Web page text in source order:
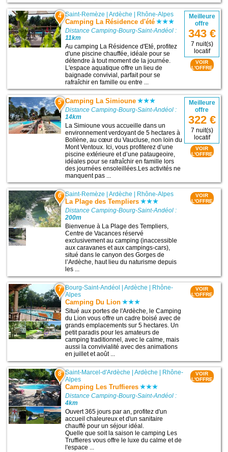
4 Saint-Remèze |Ardèche | Rhône-Alpes
Camping La Résidence d'été
Distance Camping-Bourg-Saint-Andéol :
11km
Au camping La Résidence d'Eté, profitez
d'une piscine chauffée, idéale pour se
détendre à tout moment de la journée.
L'espace aquatique offre un lieu de
baignade convivial, parfait pour se
rafraîchir en famille ou entre ...
Meilleure
offre
343 €
7 nuit(s)
locatif
VOIR
L'OFFRE
5 Camping La Simioune
Distance Camping-Bourg-Saint-Andéol :
14km
La Simioune vous accueille dans un
environnement verdoyant de 5 hectares à
Bollène, au cœur du Vaucluse, non loin du
Mont Ventoux. Ici, vous profiterez d’une
piscine extérieure et d’une pataugeoire,
idéales pour se rafraîchir en famille lors
des journées ensoleillées.Les activités ne
manquent pas ...
Meilleure
offre
322 €
7 nuit(s)
locatif
VOIR
L'OFFRE
6 Saint-Remèze |Ardèche Rhône-Alpes
La Plage des Templiers
Distance Camping-Bourg-Saint-Andéol :
200m
Bienvenue à La Plage des Templiers,
Centre de Vacances réservé
exclusivement au camping (inaccessible
aux caravanes et aux campings-cars),
situé dans le canyon des Gorges de
l’Ardèche, haut lieu du naturisme depuis
les ...
VOIR
L'OFFRE
7 Bourg-Saint-Andéol |Ardèche
Rhône-
Alpes
Camping Du Lion
Situé aux portes de l'Ardèche, le Camping
du Lion vous offre un cadre boisé avec de
grands emplacements sur 5 hectares. Un
petit paradis pour les amateurs de
camping traditionnel, avec le calme, mais
aussi la convivialité avec des animations
en juillet et août ...
VOIR
L'OFFRE
8 Saint-Marcel-d'Ardèche |Ardèche
Rhône-
Alpes
Camping Les Truffieres
Distance Camping-Bourg-Saint-Andéol :
4km
Ouvert 365 jours par an, profitez d'un
accueil chaleureux et d'un sanitaire
chauffé pour un séjour idéal.
Quelle que soit la saison le camping Les
Truffieres vous offre le luxe du calme et de
l'espace ...
VOIR
L'OFFRE